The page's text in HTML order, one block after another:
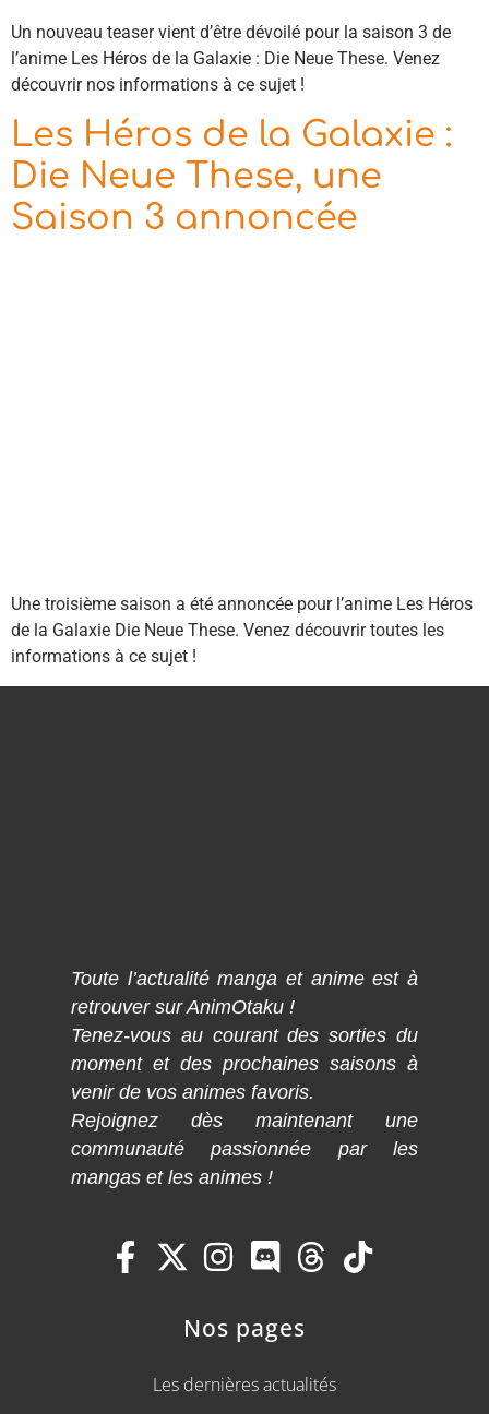
Un nouveau teaser vient d’être dévoilé pour la saison 3 de
l’anime Les Héros de la Galaxie : Die Neue These. Venez
découvrir nos informations à ce sujet !
Les Héros de la Galaxie :
Die Neue These, une
Saison 3 annoncée
Une troisième saison a été annoncée pour l’anime Les Héros
de la Galaxie Die Neue These. Venez découvrir toutes les
informations à ce sujet !
Toute l’actualité manga et anime est à
retrouver sur AnimOtaku !
Tenez-vous au courant des sorties du
moment et des prochaines saisons à
venir de vos animes favoris.
Rejoignez dès maintenant une
communauté passionnée par les
mangas et les animes !
Nos pages
Les dernières actualités